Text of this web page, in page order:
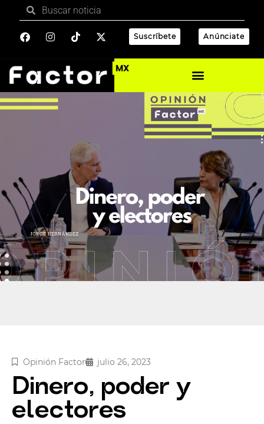
Suscríbete Anúnciate
Opinión Factor julio 26, 2023
Dinero, poder y
electores